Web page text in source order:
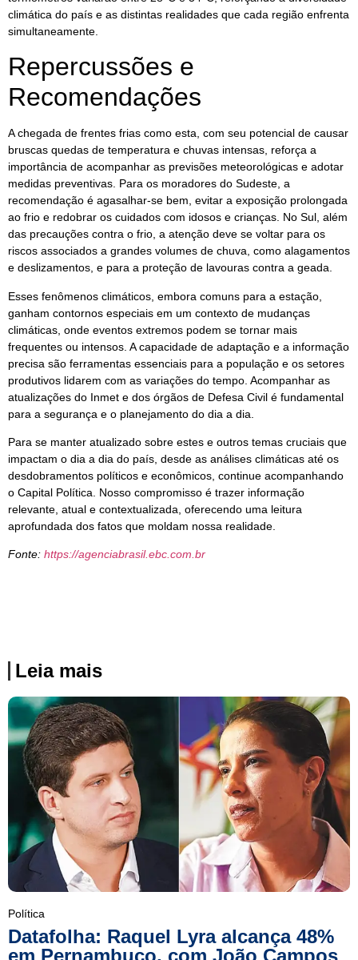
climática do país e as distintas realidades que cada região enfrenta
simultaneamente.
Repercussões e
Recomendações
A chegada de frentes frias como esta, com seu potencial de causar
bruscas quedas de temperatura e chuvas intensas, reforça a
importância de acompanhar as previsões meteorológicas e adotar
medidas preventivas. Para os moradores do Sudeste, a
recomendação é agasalhar-se bem, evitar a exposição prolongada
ao frio e redobrar os cuidados com idosos e crianças. No Sul, além
das precauções contra o frio, a atenção deve se voltar para os
riscos associados a grandes volumes de chuva, como alagamentos
e deslizamentos, e para a proteção de lavouras contra a geada.
Esses fenômenos climáticos, embora comuns para a estação,
ganham contornos especiais em um contexto de mudanças
climáticas, onde eventos extremos podem se tornar mais
frequentes ou intensos. A capacidade de adaptação e a informação
precisa são ferramentas essenciais para a população e os setores
produtivos lidarem com as variações do tempo. Acompanhar as
atualizações do Inmet e dos órgãos de Defesa Civil é fundamental
para a segurança e o planejamento do dia a dia.
Para se manter atualizado sobre estes e outros temas cruciais que
impactam o dia a dia do país, desde as análises climáticas até os
desdobramentos políticos e econômicos, continue acompanhando
o Capital Política. Nosso compromisso é trazer informação
relevante, atual e contextualizada, oferecendo uma leitura
aprofundada dos fatos que moldam nossa realidade.
Fonte: https://agenciabrasil.ebc.com.br
Leia mais
Política
Datafolha: Raquel Lyra alcança 48%